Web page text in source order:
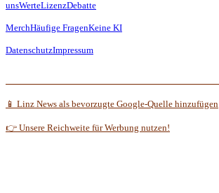
unsWerteLizenzDebatte
MerchHäufige FragenKeine KI
DatenschutzImpressum
📱 Linz News als bevorzugte Google-Quelle hinzufügen
👉 Unsere Reichweite für Werbung nutzen!